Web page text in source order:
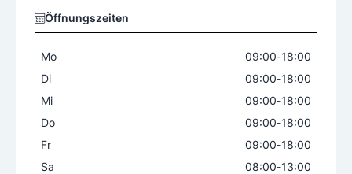
Öffnungszeiten
Mo 09:00-18:00
Di
09:00-18:00
Mi
09:00-18:00
Do
09:00-18:00
Fr
09:00-18:00
Sa
08:00-13:00